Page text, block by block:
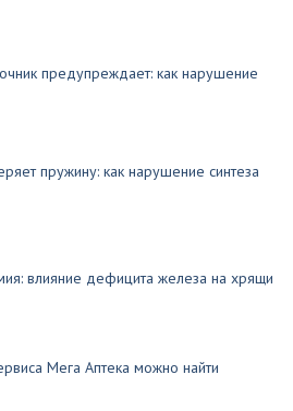
предупреждает: как нарушение
пружину: как нарушение синтеза
влияние дефицита железа на хрящи
Мега Аптека можно найти